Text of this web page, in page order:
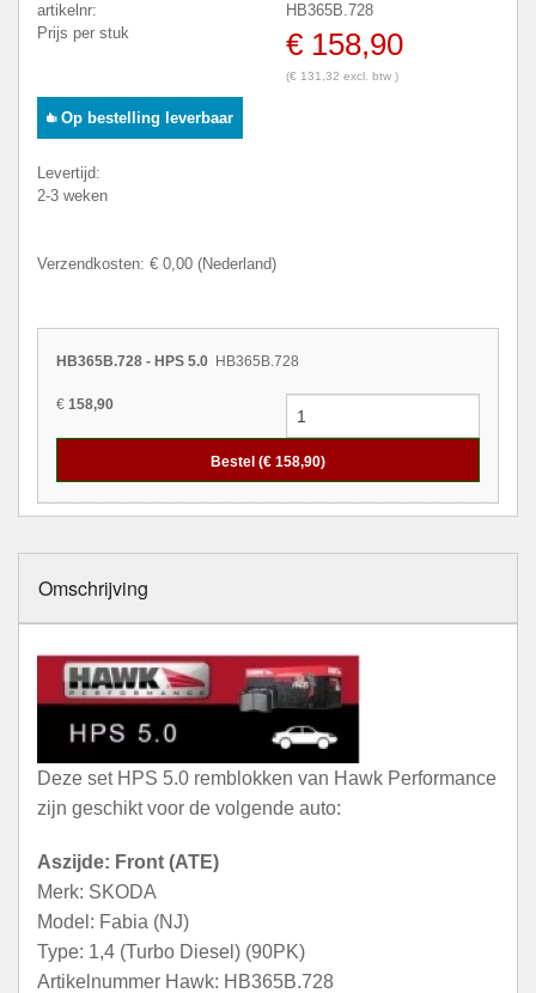
artikelnr:
HB365B.728
Prijs per stuk
€ 158,90
(€ 131,32 excl. btw )
Op bestelling leverbaar
Levertijd:
2-3 weken
Verzendkosten: € 0,00 (Nederland)
HB365B.728 - HPS 5.0 HB365B.728
€ 158,90
Bestel (€ 158,90)
Omschrijving
Deze set HPS 5.0 remblokken van Hawk Performance
zijn geschikt voor de volgende auto:
Aszijde: Front (ATE)
Merk: SKODA
Model: Fabia (NJ)
Type: 1,4 (Turbo Diesel) (90PK)
Artikelnummer Hawk: HB365B.728